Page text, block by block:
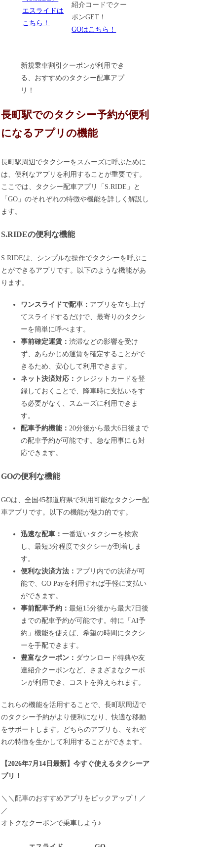
エスライドは
こちら！
紹介コードでクー
ポンGET！
GOはこちら！
新規乗車割引クーポンが利用でき
る、おすすめのタクシー配車アプ
リ！
長町駅でのタクシー予約が便利
になるアプリの機能
長町駅周辺でタクシーをスムーズに呼ぶために
は、便利なアプリを利用することが重要です。
ここでは、タクシー配車アプリ「S.RIDE」と
「GO」のそれぞれの特徴や機能を詳しく解説し
ます。
S.RIDEの便利な機能
S.RIDEは、シンプルな操作でタクシーを呼ぶこ
とができるアプリです。以下のような機能があ
ります。
ワンスライドで配車： アプリを立ち上げ
てスライドするだけで、最寄りのタクシ
ーを簡単に呼べます。
事前確定運賃：渋滞などの影響を受け
ず、あらかじめ運賃を確定することがで
きるため、安心して利用できます。
ネット決済対応： クレジットカードを登
録しておくことで、降車時に支払いをす
る必要がなく、スムーズに利用できま
す。
配車予約機能：20分後から最大6日後まで
の配車予約が可能です。急な用事にも対
応できます。
GOの便利な機能
GOは、全国45都道府県で利用可能なタクシー配
車アプリです。以下の機能が魅力的です。
迅速な配車：一番近いタクシーを検索
し、最短3分程度でタクシーが到着しま
す。
便利な決済方法： アプリ内での決済が可
能で、GO Payを利用すれば手軽に支払い
ができます。
事前配車予約：最短15分後から最大7日後
までの配車予約が可能です。特に「AI予
約」機能を使えば、希望の時間にタクシ
ーを手配できます。
豊富なクーポン： ダウンロード特典や友
達紹介クーポンなど、さまざまなクーポ
ンが利用でき、コストを抑えられます。
これらの機能を活用することで、長町駅周辺で
のタクシー予約がより便利になり、快適な移動
をサポートします。どちらのアプリも、それぞ
れの特徴を生かして利用することができます。
【2026年7月14日最新】今すぐ使えるタクシーア
プリ！
＼＼配車のおすすめアプリをピックアップ！／
／
オトクなクーポンで乗車しよう♪